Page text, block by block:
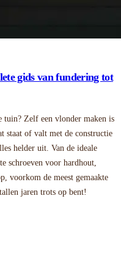
gids van fundering tot
tuin? Zelf een vlonder maken is
staat of valt met de constructie
helder uit. Van de ideale
schroeven voor hardhout,
voorkom de meest gemaakte
jaren trots op bent!